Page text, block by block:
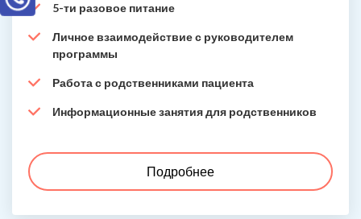
5-ти разовое питание
Личное взаимодействие с руководителем
программы
Работа с родственниками пациента
Информационные занятия для родственников
Подробнее